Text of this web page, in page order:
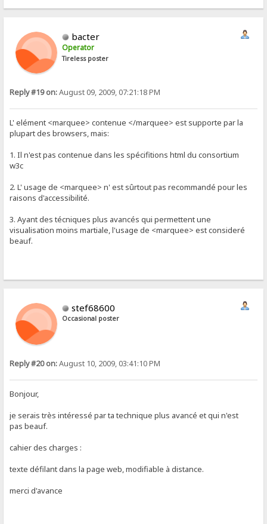
bacter
Operator
Tireless poster
Reply #19 on:August 09, 2009, 07:21:18 PM
L' elément <marquee> contenue </marquee> est supporte par la
plupart des browsers, mais:
1. Il n'est pas contenue dans les spécifitions html du consortium
w3c
2. L' usage de <marquee> n' est sûrtout pas recommandé pour les
raisons d'accessibilité.
3. Ayant des técniques plus avancés qui permettent une
visualisation moins martiale, l'usage de <marquee> est consideré
beauf.
stef68600
Occasional poster
Reply #20 on:August 10, 2009, 03:41:10 PM
Bonjour,
je serais très intéressé par ta technique plus avancé et qui n'est
pas beauf.
cahier des charges :
texte défilant dans la page web, modifiable à distance.
merci d'avance